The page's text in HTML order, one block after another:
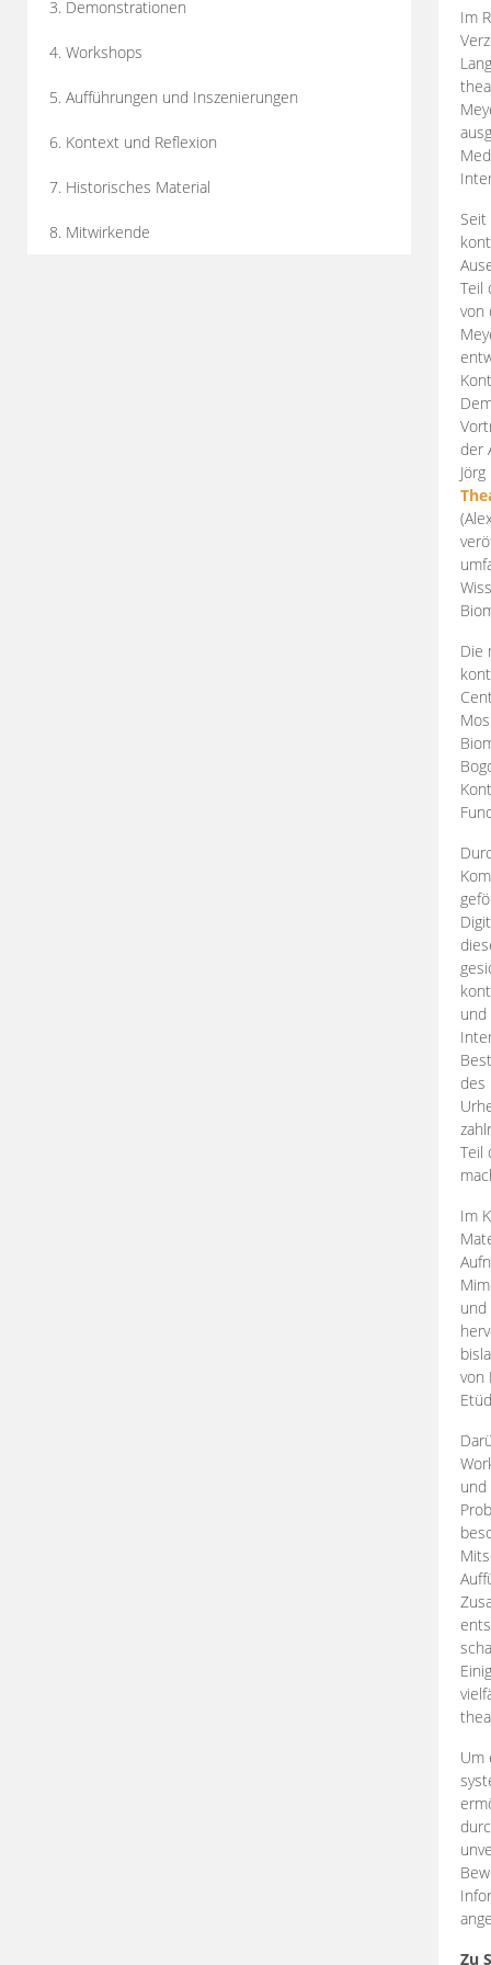
3. Demonstrationen
4. Workshops
5. Aufführungen und Inszenierungen
6. Kontext und Reflexion
7. Historisches Material
8. Mitwirkende
Im
Teil
von
der
Die
des
Teil
Im
und
von
und
Um
Zu